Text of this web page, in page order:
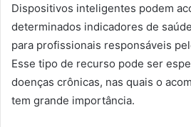
Dispositivos inteligentes podem
determinados indicadores de
para profissionais responsáveis
Esse tipo de recurso pode ser
doenças crônicas, nas quais o
tem grande importância.